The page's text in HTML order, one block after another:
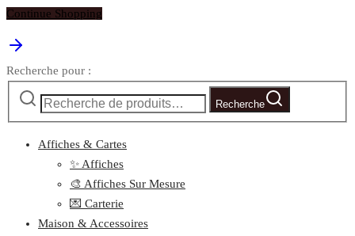
Continue Shopping
Recherche pour :
Recherche
Affiches & Cartes
✨ Affiches
🎨 Affiches Sur Mesure
💌 Carterie
Maison & Accessoires